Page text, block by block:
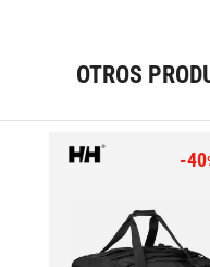
OTROS
-40